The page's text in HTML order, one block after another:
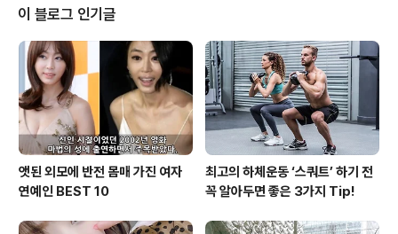
방해 금지법 인지 79%로 매년 상승 중 l 전기차 정책 관련
충전인프라(49%), 구매지원 확대(35%), 운행 혜택(1
5%) 순으로 늘어나길 희망 l 전기차 선호 브랜드는 현대차
(43%), 기아(18%), 테슬라(14%), BMW(8%) 등 순으로
나타나, 현..
이 블로그 인기글
앳된 외모에 반전 몸매 가진 여자
연예인 BEST 10
최고의 하체운동 ‘스쿼트’ 하기 전
꼭 알아두면 좋은 3가지 Tip!